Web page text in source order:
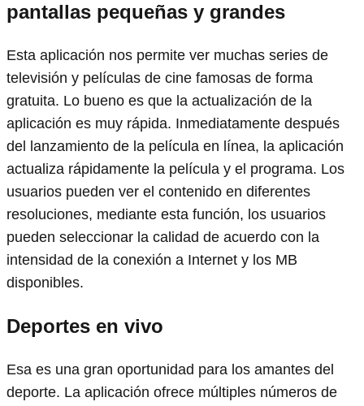
pantallas pequeñas y grandes
Esta aplicación nos permite ver muchas series de
televisión y películas de cine famosas de forma
gratuita. Lo bueno es que la actualización de la
aplicación es muy rápida. Inmediatamente después
del lanzamiento de la película en línea, la aplicación
actualiza rápidamente la película y el programa. Los
usuarios pueden ver el contenido en diferentes
resoluciones, mediante esta función, los usuarios
pueden seleccionar la calidad de acuerdo con la
intensidad de la conexión a Internet y los MB
disponibles.
Deportes en vivo
Esa es una gran oportunidad para los amantes del
deporte. La aplicación ofrece múltiples números de